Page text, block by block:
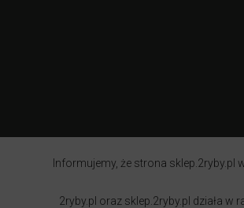
Informujemy, że strona sklep.2ryby.pl
2ryby.pl oraz sklep.2ryby.pl działa w